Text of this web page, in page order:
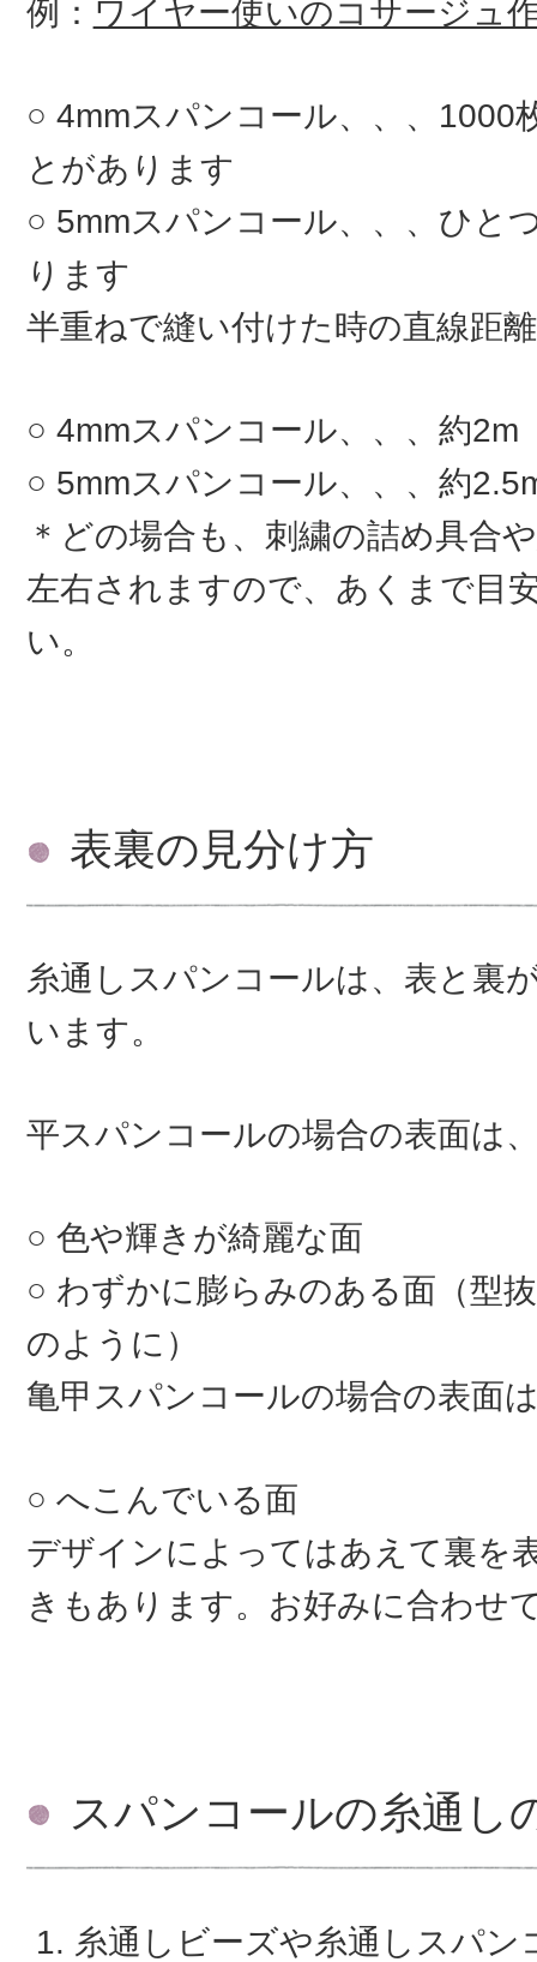
例： ワイヤー使いのコサージュ
4mmスパンコール、、、1000
とがあります
5mmスパンコール、、、ひと
ります
半重ねで縫い付けた時の直線距離
4mmスパンコール、、、約2m
5mmスパンコール、、、約
＊どの場合も、刺繍の詰め具合
左右されますので、あくまで目
い。
表裏の見分け方
糸通しスパンコールは、表と裏
います。
平スパンコールの場合の表面は
色や輝きが綺麗な面
わずかに膨らみのある面（型
のように）
亀甲スパンコールの場合の表面
へこんでいる面
デザインによってはあえて裏を
きもあります。お好みに合わせ
スパンコールの糸通し
糸通しビーズや糸通しスパン